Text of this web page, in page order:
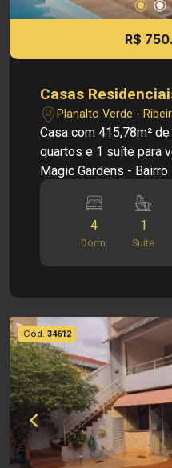
Obs: A imobiliária se
qualquer informação
dados e
R$
Casas
Planalto Verde -
Casa com 415,78m²
quartos e 1 suíte para
Magic Gardens -
da cidade, ampla
mercados e transporte
informações do imóvel: 1° Casa - 2 Quartos com
1 suite - Armários -
- Sala - Cozinha Salão Comercial - 100 m² -
Banheiro - Copa Dimensões: - Área terreno:
336,38m² - Área construida:
privilegiada: - Situado no Planalto Verde, área
tranquila e residencial
Gardens - Fácil acesso a supermercados,
restaurantes, escolas
Investimento de Venda:
4
Dorm.
1
Suite
Cód. 34612